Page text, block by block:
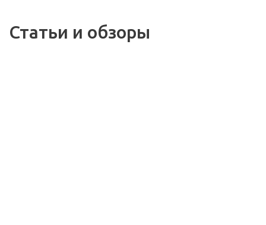
Статьи и обзоры